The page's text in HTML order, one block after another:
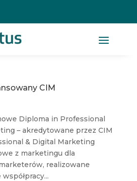
CIM
Diploma in Professional
– akredytowane przez CIM
& Digital Marketing
z marketingu dla
realizowane